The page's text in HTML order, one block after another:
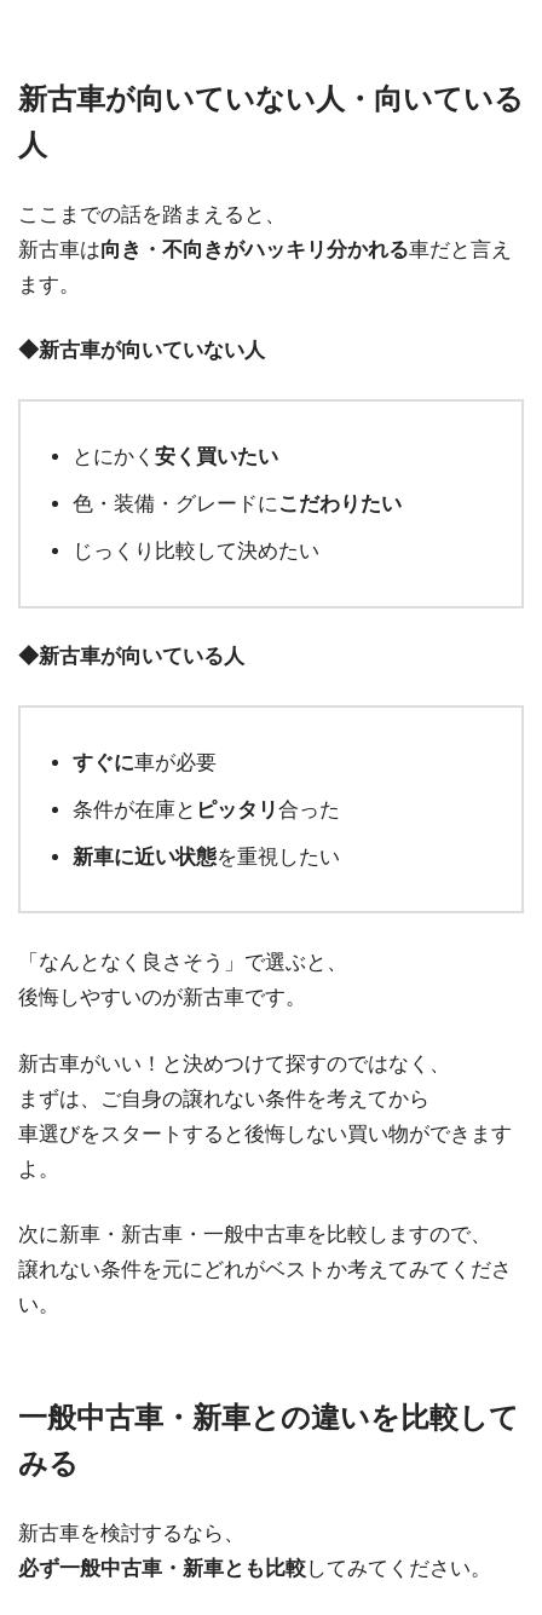
新古車が向いていない人・向いている
人
ここまでの話を踏まえると、
新古車は向き・不向きがハッキリ分かれる車だと言え
ます。
◆新古車が向いていない人
とにかく 安く買いたい
色・装備・グレードにこだわりたい
じっくり比較して決めたい
◆新古車が向いている人
すぐに車が必要
条件が在庫と ピッタリ合った
新車に近い状態を重視したい
「なんとなく良さそう」で選ぶと、
後悔しやすいのが新古車です。
新古車がいい！と決めつけて探すのではなく、
まずは、ご自身の譲れない条件を考えてから
車選びをスタートすると後悔しない買い物ができます
よ。
次に新車・新古車・一般中古車を比較しますので、
譲れない条件を元にどれがベストか考えてみてくださ
い。
一般中古車・新車との違いを比較して
みる
新古車を検討するなら、
必ず一般中古車・新車とも比較してみてください。